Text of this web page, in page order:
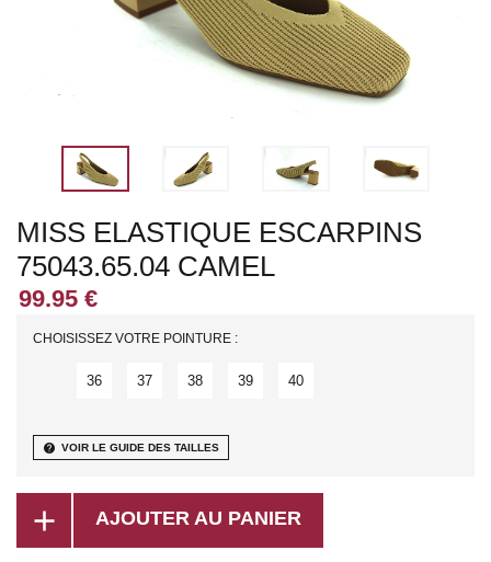
MISS ELASTIQUE ESCARPINS
75043.65.04 CAMEL
CHOISISSEZ VOTRE POINTURE :
36 37 38 39 40
help VOIR LE GUIDE DES TAILLES
add AJOUTER AU PANIER